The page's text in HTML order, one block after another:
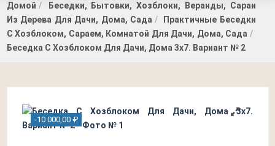
Домой
Беседки, Бытовки, Хозблоки, Веранды, Сараи
Из Дерева Для Дачи, Дома, Сада
Практичные Беседки
С Хозблоком, Сараем, Комнатой Для Дачи, Дома, Сада
Беседка С Хозблоком Для Дачи, Дома 3х7. Вариант № 2
-10 000,00 ₽